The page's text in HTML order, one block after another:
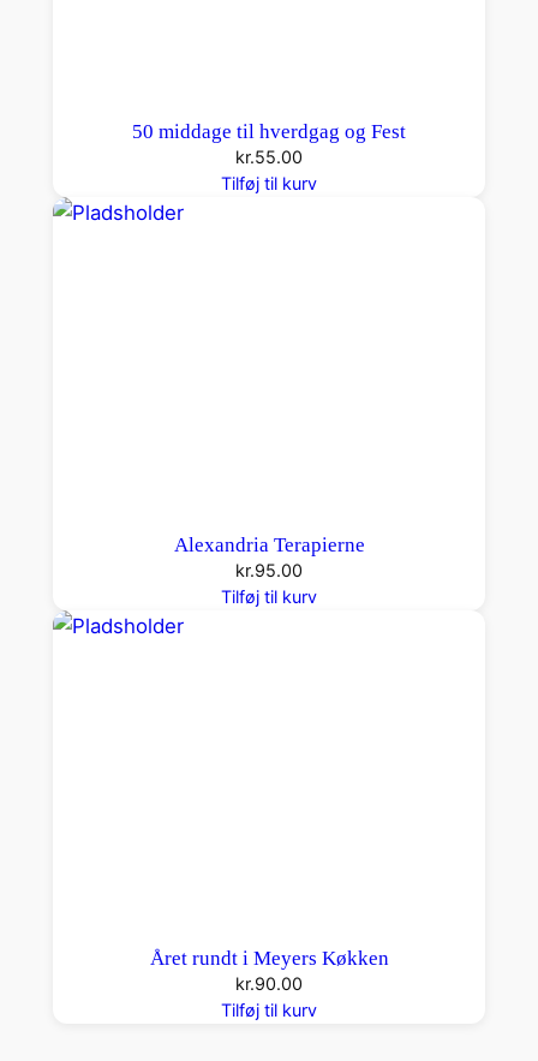
50 middage til hverdgag og Fest
kr.55.00
Tilføj til kurv
Alexandria Terapierne
kr.95.00
Tilføj til kurv
Året rundt i Meyers Køkken
kr.90.00
Tilføj til kurv